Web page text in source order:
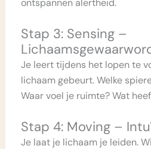
ontspannen alertheid.
Stap 3: Sensing –
Je leert tijdens het lopen te
lichaam gebeurt. Welke
Waar voel je ruimte? Wat
Stap 4: Moving –
Je laat je lichaam je leiden.